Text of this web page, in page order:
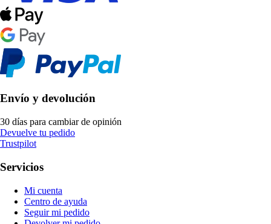
Envío y devolución
30 días para cambiar de opinión
Devuelve tu pedido
Trustpilot
Servicios
Mi cuenta
Centro de ayuda
Seguir mi pedido